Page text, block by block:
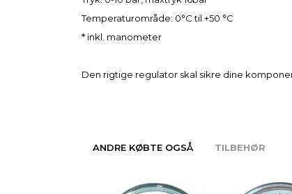
Temperaturområde: 0°C til +50 °C
* inkl. manometer
Den rigtige regulator skal sikre dine
ANDRE KØBTE OGSÅ TILBEHØR